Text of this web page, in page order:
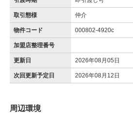
取引態様 仲介
物件コード 000802-4920c
加盟店整理番号
更新日 2026年08月05日
次回更新予定日 2026年08月12日
周辺環境